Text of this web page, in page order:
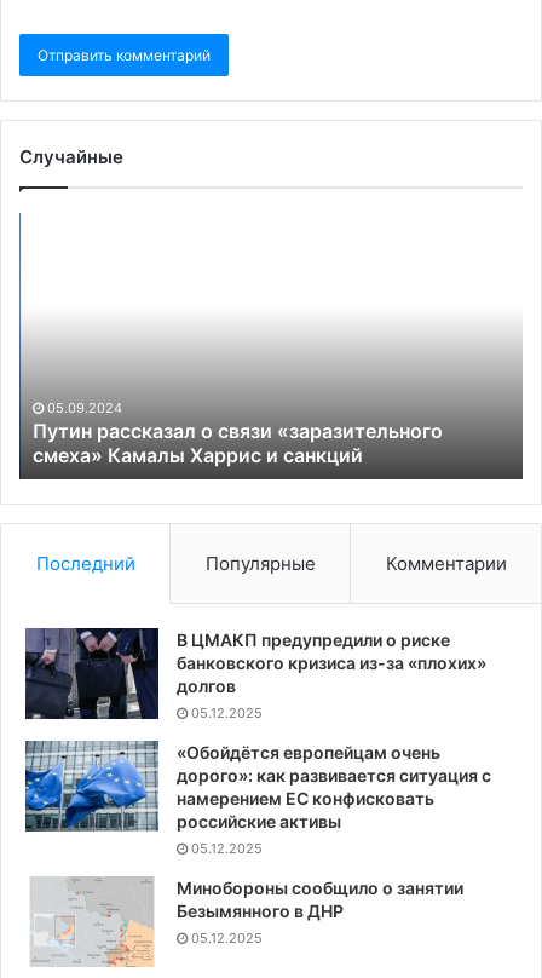
Случайные
Харрис
санкций
05.09.2024
Путин рассказал о связи «заразительного
смеха» Камалы Харрис и санкций
на
Последний Популярные Комментарии
В ЦМАКП предупредили о риске
банковского кризиса из-за «плохих»
долгов
05.12.2025
«Обойдётся европейцам очень
дорого»: как развивается ситуация с
намерением ЕС конфисковать
российские активы
05.12.2025
Минобороны сообщило о занятии
Безымянного в ДНР
05.12.2025